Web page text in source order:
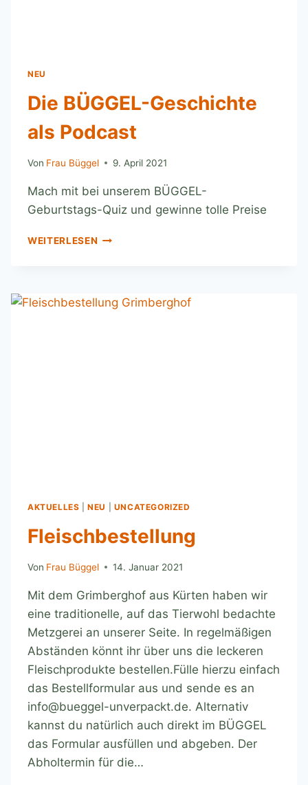
NEU
Die BÜGGEL-Geschichte
als Podcast
Von Frau Büggel 9. April 2021
Mach mit bei unserem BÜGGEL-
Geburtstags-Quiz und gewinne tolle Preise
WEITERLESEN
AKTUELLES |NEU UNCATEGORIZED
Fleischbestellung
Von Frau Büggel 14. Januar 2021
Mit dem Grimberghof aus Kürten haben wir
eine traditionelle, auf das Tierwohl bedachte
Metzgerei an unserer Seite. In regelmäßigen
Abständen könnt ihr über uns die leckeren
Fleischprodukte bestellen.Fülle hierzu einfach
das Bestellformular aus und sende es an
info@bueggel-unverpackt.de. Alternativ
kannst du natürlich auch direkt im BÜGGEL
das Formular ausfüllen und abgeben. Der
Abholtermin für die…